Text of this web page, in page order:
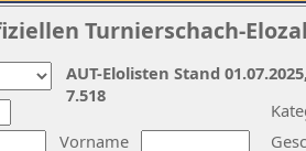
Turnierschach-
Vorname
AUT-Elolisten Stand
7.518